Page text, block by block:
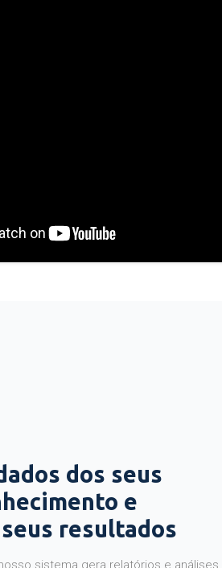
dos seus
e
resultados
sistema gera relatórios e análises